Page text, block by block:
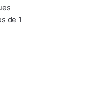
de 1